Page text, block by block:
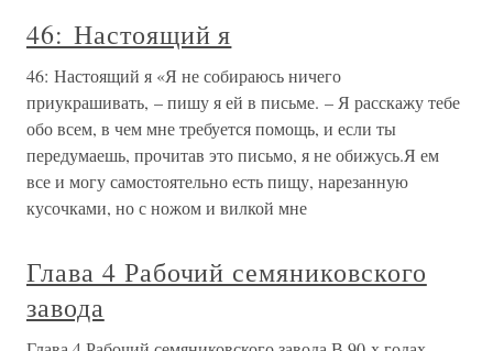
46: Настоящий я
46: Настоящий я «Я не собираюсь ничего
приукрашивать, – пишу я ей в письме. – Я расскажу тебе
обо всем, в чем мне требуется помощь, и если ты
передумаешь, прочитав это письмо, я не обижусь.Я ем
все и могу самостоятельно есть пищу, нарезанную
кусочками, но с ножом и вилкой мне
Глава 4 Рабочий семяниковского
завода